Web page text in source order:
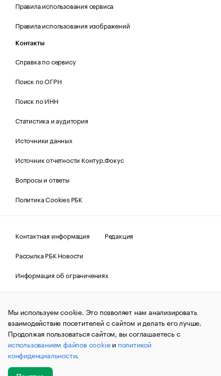
Правила использования сервиса
Правила использования изображений
Контакты
Справка по сервису
Поиск по ОГРН
Поиск по ИНН
Статистика и аудитория
Источники данных
Источник отчетности Контур.Фокус
Вопросы и ответы
Политика Cookies РБК
Контактная информация
Редакция
Рассылка РБК Новости
Информация об ограничениях
Правовая информация
О соблюдении авторских прав
© АО «РОСБИЗНЕСКОНСАЛТИНГ»,1995–2026.Сообщения
и материалы информационного агентства «РБК»
(зарегистрировано Федеральной службой по надзору в сфере
связи, информационных технологий и массовых
коммуникаций (Роскомнадзор) 09.12.2015 за номером ИА
№ФС77-63848) сопровождаются пометкой «РБК». Отдельные
публикации могут содержать информацию,
не предназначенную для пользователей
Мы используем cookie. Это позволяет нам анализировать
взаимодействие посетителей с сайтом и делать его лучше.
Продолжая пользоваться сайтом, вы соглашаетесь с
использованием файлов cookieи политикой
конфиденциальности.